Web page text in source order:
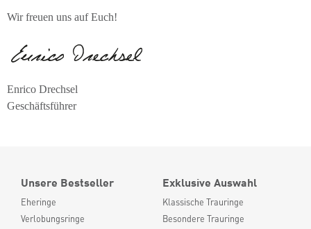
Wir freuen uns auf Euch!
Enrico Drechsel
Geschäftsführer
Unsere Bestseller
Eheringe
Verlobungsringe
Exklusive Auswahl
Klassische Trauringe
Besondere Trauringe